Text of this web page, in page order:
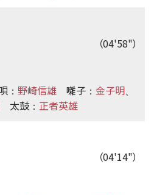
（04'58"）
： 野崎信雄 囃子 ： 金子明
太鼓 ： 正者英雄
（04'14"）